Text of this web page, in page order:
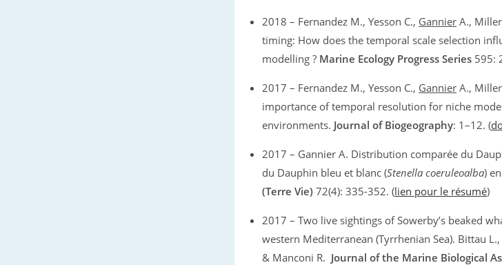
2018 – Fernandez M., Yesson C., Gannier A.,
timing: How does the temporal scale selection
modelling ? Marine Ecology Progress Series 595:
2017 – Fernandez M., Yesson C., Gannier A.,
importance of temporal resolution for niche
environments. Journal of Biogeography: 1–12. (
2017 – Gannier A. Distribution comparée du
du Dauphin bleu et blanc (Stenella coeruleoalba)
(Terre Vie) 72(4): 335-352. (lien pour le résumé)
2017 – Two live sightings of Sowerby’s beaked
western Mediterranean (Tyrrhenian Sea). Bittau
& Manconi R. Journal of the Marine Biological